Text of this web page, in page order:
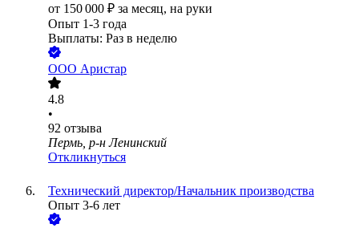
от 150 000 ₽ за месяц, на руки
Опыт 1-3 года
Выплаты: Раз в неделю
ООО Аристар
4.8
•
92 отзыва
Пермь, р-н Ленинский
Откликнуться
Технический директор/Начальник производства
Опыт 3-6 лет